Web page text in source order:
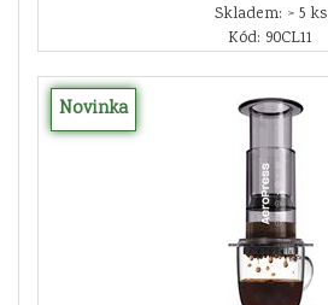
Skladem: > 5 ks
Kód: 90CL11
Novinka